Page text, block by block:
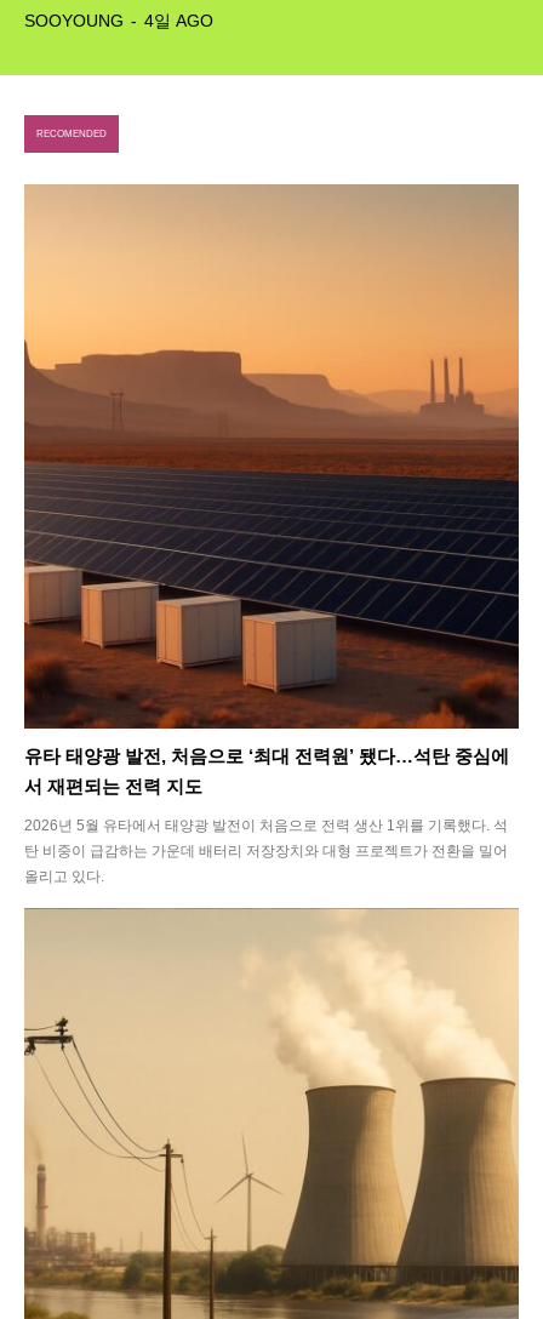
Food
Article
Tech
SOOYOUNG - 4일 AGO
RECOMENDED
유타 태양광 발전, 처음으로 ‘최대 전력원’ 됐다…석탄 중심에
서 재편되는 전력 지도
2026년 5월 유타에서 태양광 발전이 처음으로 전력 생산 1위를 기록했다. 석
탄 비중이 급감하는 가운데 배터리 저장장치와 대형 프로젝트가 전환을 밀어
올리고 있다.